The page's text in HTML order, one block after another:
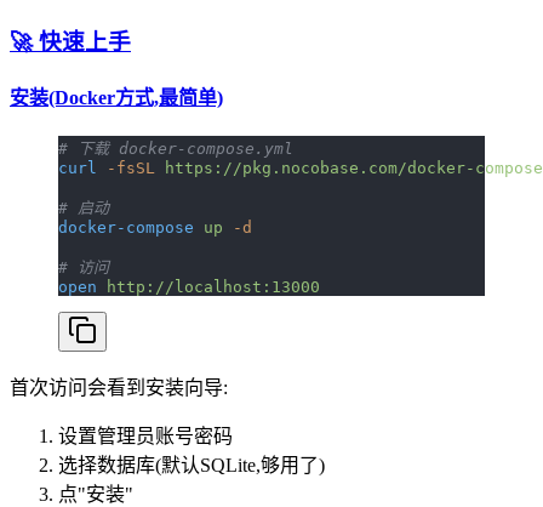
🚀 快速上手
安装(Docker方式,最简单)
# 下载 docker-compose.yml
curl -fsSL https://pkg.nocobase.com/docker-
# 启动
docker-compose up -d
# 访问
open http://localhost:13000
首次访问会看到安装向导:
设置管理员账号密码
选择数据库(默认SQLite,够用了)
点"安装"